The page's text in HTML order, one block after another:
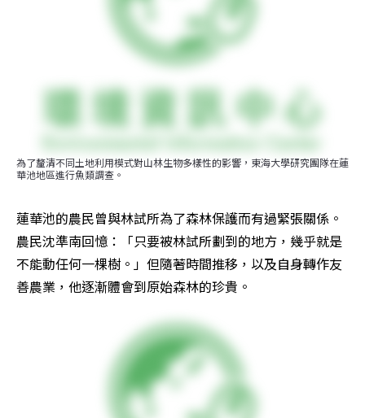
為了釐清不同土地利用模式對山林生物多樣性的影響，東海大學研究團隊在蓮
華池地區進行魚類調查。
蓮華池的農民曾與林試所為了森林保護而有過緊張關係。
農民沈準南回憶：「只要被林試所劃到的地方，幾乎就是
不能動任何一棵樹。」但隨著時間推移，以及自身轉作友
善農業，他逐漸體會到原始森林的珍貴。